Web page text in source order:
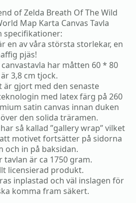
of Zelda Breath Of The Wild
Map Karta Canvas Tavla
specifikationer:
en av våra största storlekar, en
pjäs!
har måtten 60 * 80
3,8 cm tjock.
är gjort med den senaste
med latex färg på 260
satin canvas innan duken
den solida träramen.
så kallad ”gallery wrap” vilket
motivet fortsätter på sidorna
och in på baksidan.
är ca 1750 gram.
licensierad produkt.
inplastad och väl inslagen för
komma fram säkert.